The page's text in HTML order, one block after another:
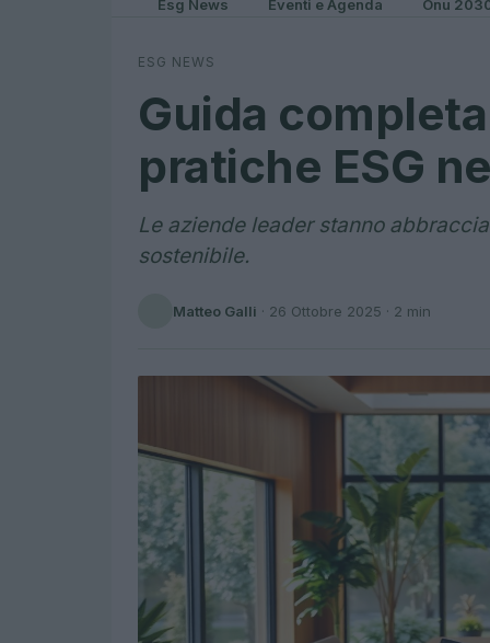
Esg News Eventi e Agenda Onu
ESG NEWS
Guida
pratiche ESG
Le aziende leader stanno
sostenibile.
Matteo Galli · 26 Ottobre 2025 · 2 min